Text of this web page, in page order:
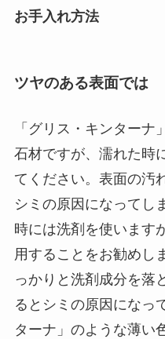
お手入れ方法
ツヤのある表面では
「グリス・キンター
石材ですが、濡れた時
てください。表面の汚
シミの原因になってし
時には洗剤を使います
用することをお勧めし
っかりと洗剤成分を落
るとシミの原因になっ
ターナ」のような薄い